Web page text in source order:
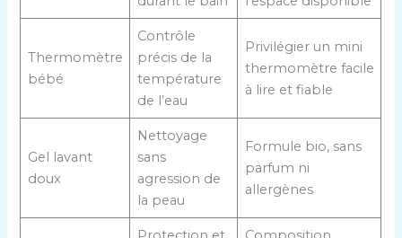
Thermomètre
bébé
Contrôle
précis de la
température
de l’eau
Privilégier un mini
thermomètre facile
à lire et fiable
Gel lavant
doux
Nettoyage
sans
agression de
la peau
Formule bio, sans
parfum ni
allergènes